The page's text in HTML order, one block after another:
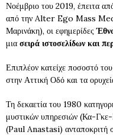
Νοέμβριο του 2019, έπειτα
από την Alter Ego Mass
Μαρινάκη), οι εφημερίδες
μια σειρά ιστοσελίδων και
Επιπλέον κατείχε ποσοστό
στην Αττική Οδό και τα
Τη δεκαετία του 1980
μυστικών υπηρεσιών (Κα-
(Paul Anastasi) ανταποκριτή